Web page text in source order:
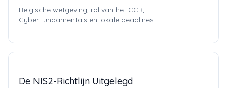
Belgische wetgeving, rol van het CCB,
CyberFundamentals en lokale deadlines
De NIS2-Richtlijn Uitgelegd